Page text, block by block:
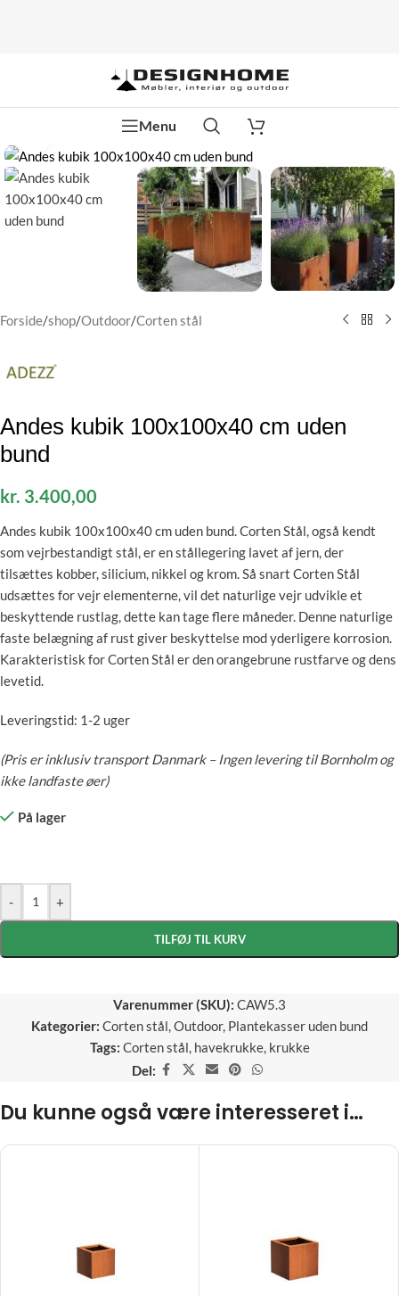
Menu
Watch video
Klik for at forstørre
Forside/shop/Outdoor/Corten stål
Andes kubik 100x100x40 cm uden
bund
kr. 3.400,00
Andes kubik 100x100x40 cm uden bund.Corten Stål, også kendt
som vejrbestandigt stål, er en stållegering lavet af jern, der
tilsættes kobber, silicium, nikkel og krom. Så snart Corten Stål
udsættes for vejr elementerne, vil det naturlige vejr udvikle et
beskyttende rustlag, dette kan tage flere måneder. Denne naturlige
faste belægning af rust giver beskyttelse mod yderligere korrosion.
Karakteristisk for Corten Stål er den orangebrune rustfarve og dens
levetid.
Leveringstid: 1-2 uger
(Pris er inklusiv transport Danmark – Ingen levering til Bornholm og
ikke landfaste øer)
På lager
- +
TILFØJ TIL KURV
Varenummer (SKU): CAW5.3
Kategorier: Corten stål,Outdoor, Plantekasser uden bund
Tags: Corten stål, havekrukke, krukke
Del:
Du kunne også være interesseret i…